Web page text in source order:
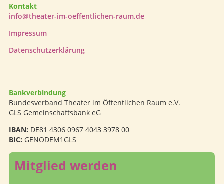
Kontakt
info@theater-im-oeffentlichen-raum.de
Impressum
Datenschutzerklärung
Bankverbindung
Bundesverband Theater im Öffentlichen Raum e.V.
GLS Gemeinschaftsbank eG
IBAN: DE81 4306 0967 4043 3978 00
BIC: GENODEM1GLS
Mitglied werden